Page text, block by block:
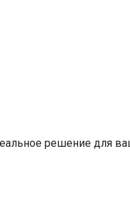
решение для